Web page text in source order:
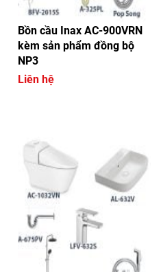
Bồn cầu Inax AC-900VRN
kèm sản phẩm đồng bộ
NP3
Liên hệ